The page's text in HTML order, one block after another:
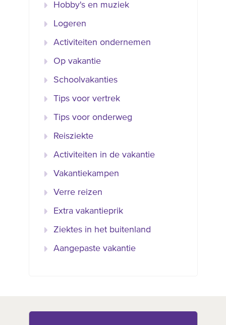
Hobby's en muziek
Logeren
Activiteiten ondernemen
Op vakantie
Schoolvakanties
Tips voor vertrek
Tips voor onderweg
Reisziekte
Activiteiten in de vakantie
Vakantiekampen
Verre reizen
Extra vakantieprik
Ziektes in het buitenland
Aangepaste vakantie